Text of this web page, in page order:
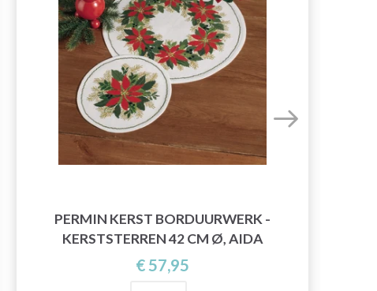
PERMIN KERST BORDUURWERK -
KERSTSTERREN 42 CM Ø, AIDA
€ 57,95